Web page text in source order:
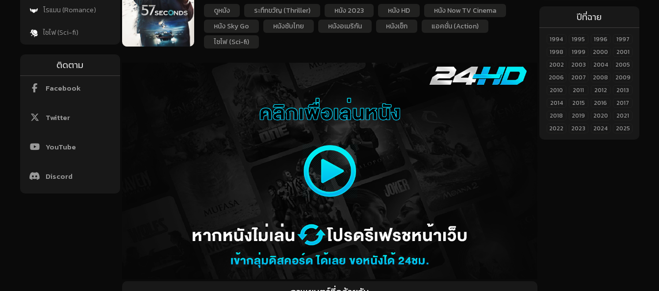
โรแมน (Romance)
ไซไฟ (Sci-fi)
ติดตาม
Facebook
Twitter
YouTube
Discord
ดูหนัง
ระทึกขวัญ (Thriller) หนัง 2023 หนัง HD
หนัง Now TV Cinema
หนัง Sky Go
หนังซับไทย หนังอเมริกัน หนังเช็ก
แอคชั่น (Action)
ไซไฟ (Sci-fi)
ปีที่ฉาย
1994 1995 1996
1997
1998
1999 2000
2001
2002
2003 2004
2005
2006
2007 2008
2009
2010
2011 2012
2013
2014
2015 2016
2017
2018
2019 2020
2021
2022
2023 2024 2025